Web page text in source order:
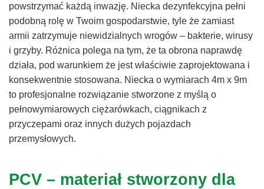
powstrzymać każdą inwazję. Niecka dezynfekcyjna pełni
podobną rolę w Twoim gospodarstwie, tyle że zamiast
armii zatrzymuje niewidzialnych wrogów – bakterie, wirusy
i grzyby. Różnica polega na tym, że ta obrona naprawdę
działa, pod warunkiem że jest właściwie zaprojektowana i
konsekwentnie stosowana. Niecka o wymiarach 4m x 9m
to profesjonalne rozwiązanie stworzone z myślą o
pełnowymiarowych ciężarówkach, ciągnikach z
przyczepami oraz innych dużych pojazdach
przemysłowych.
PCV – materiał stworzony dla